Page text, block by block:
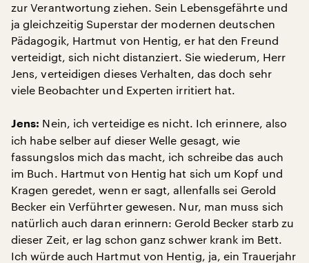
zur Verantwortung ziehen. Sein Lebensgefährte und
ja gleichzeitig Superstar der modernen deutschen
Pädagogik, Hartmut von Hentig, er hat den Freund
verteidigt, sich nicht distanziert. Sie wiederum, Herr
Jens, verteidigen dieses Verhalten, das doch sehr
viele Beobachter und Experten irritiert hat.
Jens: Nein, ich verteidige es nicht. Ich erinnere, also
ich habe selber auf dieser Welle gesagt, wie
fassungslos mich das macht, ich schreibe das auch
im Buch. Hartmut von Hentig hat sich um Kopf und
Kragen geredet, wenn er sagt, allenfalls sei Gerold
Becker ein Verführter gewesen. Nur, man muss sich
natürlich auch daran erinnern: Gerold Becker starb zu
dieser Zeit, er lag schon ganz schwer krank im Bett.
Ich würde auch Hartmut von Hentig, ja, ein Trauerjahr